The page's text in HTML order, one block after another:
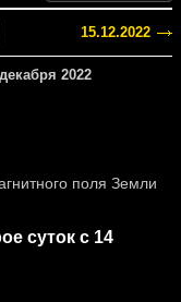
15.12.2022
2022
поля Земли
суток с 14